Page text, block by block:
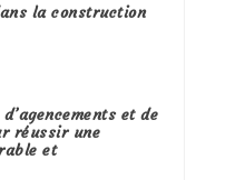
la construction
et de
réussir une
et